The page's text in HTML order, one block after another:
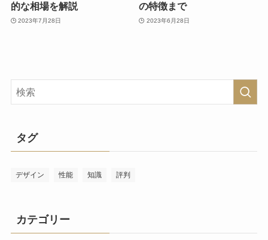
的な相場を解説
2023年7月28日
の特徴まで
2023年6月28日
タグ
デザイン 性能 知識 評判
カテゴリー